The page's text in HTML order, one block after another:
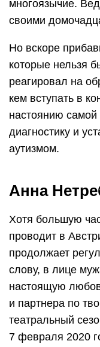
многоязычие.
своими
Но вскоре
которые нельзя
реагировал на
кем вступать в
настоянию самой
диагностику и
аутизмом.
Анна
Хотя большую
проводит в
продолжает
слову, в лице
настоящую
и партнера по
театральный
7 февраля 2020